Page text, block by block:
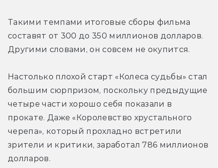
Такими темпами итоговые сборы фильма
составят от 300 до 350 миллионов долларов.
Другими словами, он совсем не окупится.
Настолько плохой старт «Колеса судьбы» стал
большим сюрпризом, поскольку предыдущие
четыре части хорошо себя показали в
прокате. Даже «Королевство хрустального
черепа», который прохладно встретили
зрители и критики, заработал 786 миллионов
долларов.